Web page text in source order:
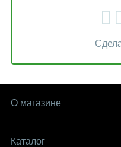
О магазине
Каталог